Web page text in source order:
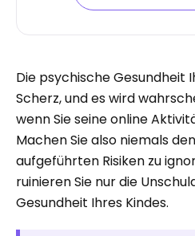
Die psychische Gesundheit
Scherz, und es wird
wenn Sie seine online
Machen Sie also niemals
aufgeführten Risiken zu
ruinieren Sie nur die
Gesundheit Ihres Kindes.